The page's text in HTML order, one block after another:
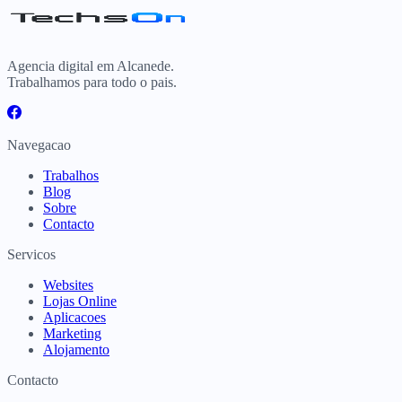
Agencia digital em Alcanede.
Trabalhamos para todo o pais.
Navegacao
Trabalhos
Blog
Sobre
Contacto
Servicos
Websites
Lojas Online
Aplicacoes
Marketing
Alojamento
Contacto